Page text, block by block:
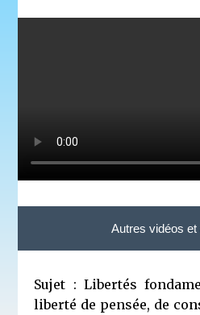
Autres vidéos et
Sujet : Libertés
liberté de pensée, de